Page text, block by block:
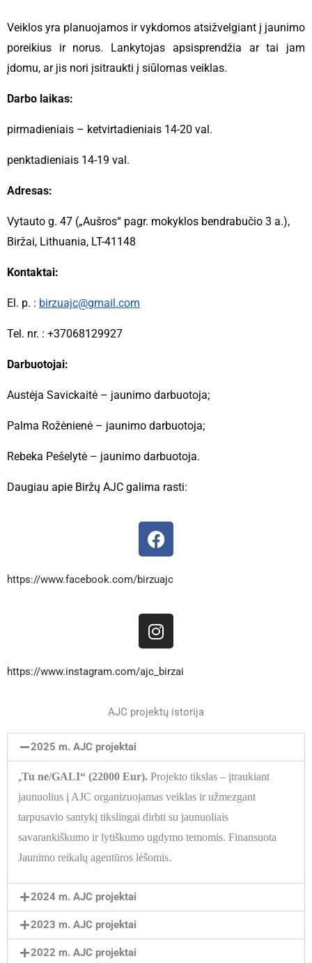
Veiklos yra planuojamos ir vykdomos atsižvelgiant į jaunimo
poreikius ir norus. Lankytojas apsisprendžia ar tai jam
įdomu, ar jis nori įsitraukti į siūlomas veiklas.
Darbo laikas:
pirmadieniais – ketvirtadieniais 14-20 val.
penktadieniais 14-19 val.
Adresas:
Vytauto g. 47 („Aušros“ pagr. mokyklos bendrabučio 3 a.),
Biržai, Lithuania, LT-41148
Kontaktai:
El. p. : birzuajc@gmail.com
Tel. nr. : +37068129927
Darbuotojai:
Austėja Savickaitė – jaunimo darbuotoja;
Palma Rožėnienė – jaunimo darbuotoja;
Rebeka Pešelytė – jaunimo darbuotoja.
Daugiau apie Biržų AJC galima rasti:
F
a
e
o
o
k
https://www.facebook.com/birzuajc
I
n
t
g
m
https://www.instagram.com/ajc_birzai
AJC projektų istorija
2025 m. AJC projektai
„Tu ne/GALI“ (22000 Eur). Projekto tikslas – įtraukiant
jaunuolius į AJC organizuojamas veiklas ir užmezgant
tarpusavio santykį tikslingai dirbti su jaunuoliais
savarankiškumo ir lytiškumo ugdymo temomis. Finansuota
Jaunimo reikalų agentūros lėšomis.
2024 m. AJC projektai
2023 m. AJC projektai
2022 m. AJC projektai